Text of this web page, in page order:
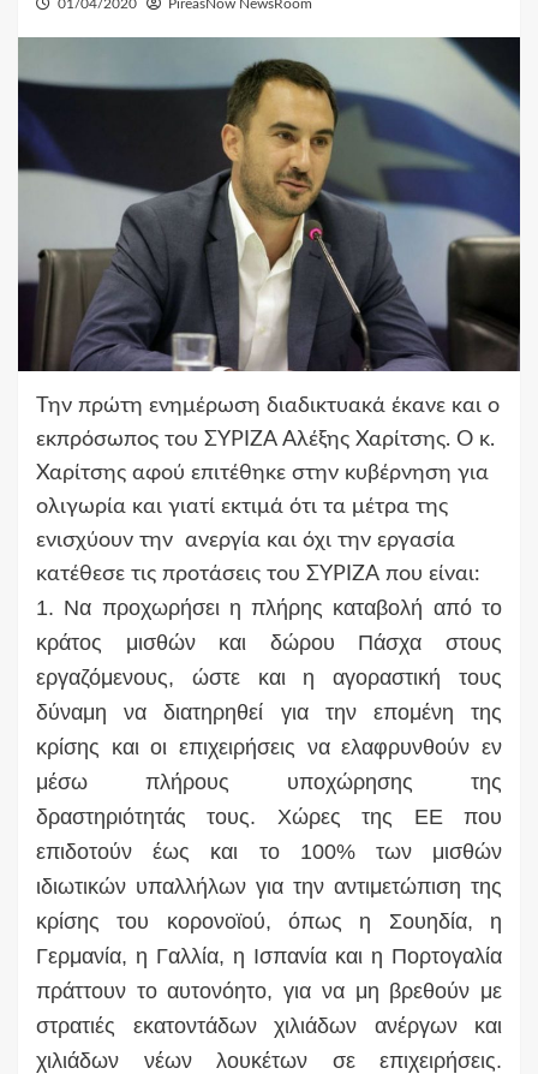
01/04/2020 PireasNow NewsRoom
Την πρώτη ενημέρωση διαδικτυακά έκανε και ο
εκπρόσωπος του ΣΥΡΙΖΑ Αλέξης Χαρίτσης. Ο κ.
Χαρίτσης αφού επιτέθηκε στην κυβέρνηση για
ολιγωρία και γιατί εκτιμά ότι τα μέτρα της
ενισχύουν την ανεργία και όχι την εργασία
κατέθεσε τις προτάσεις του ΣΥΡΙΖΑ που είναι:
1. Να προχωρήσει η πλήρης καταβολή από το
κράτος μισθών και δώρου Πάσχα στους
εργαζόμενους, ώστε και η αγοραστική τους
δύναμη να διατηρηθεί για την επομένη της
κρίσης και οι επιχειρήσεις να ελαφρυνθούν εν
μέσω πλήρους υποχώρησης της
δραστηριότητάς τους. Χώρες της ΕΕ που
επιδοτούν έως και το 100% των μισθών
ιδιωτικών υπαλλήλων για την αντιμετώπιση της
κρίσης του κορονοϊού, όπως η Σουηδία, η
Γερμανία, η Γαλλία, η Ισπανία και η Πορτογαλία
πράττουν το αυτονόητο, για να μη βρεθούν με
στρατιές εκατοντάδων χιλιάδων ανέργων και
χιλιάδων νέων λουκέτων σε επιχειρήσεις.